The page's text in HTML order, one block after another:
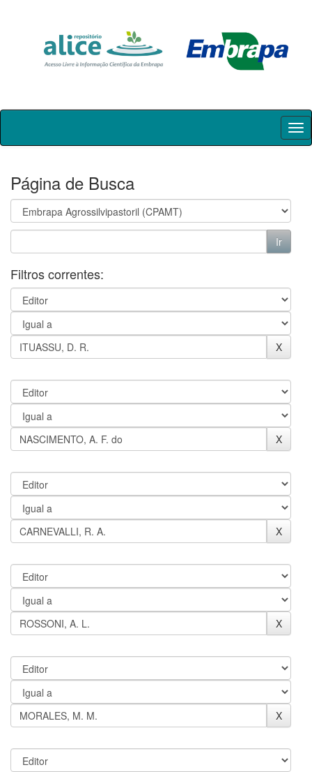
Skip
Página de Busca
Filtros correntes: